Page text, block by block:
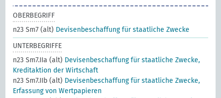
OBERBEGRIFF
n23 Sm7 (alt) Devisenbeschaffung für staatliche Zwecke
UNTERBEGRIFFE
n23 Sm7.IIa (alt) Devisenbeschaffung für staatliche Zwecke,
Kreditaktion der Wirtschaft
n23 Sm7.IIb (alt) Devisenbeschaffung für staatliche Zwecke,
Erfassung von Wertpapieren